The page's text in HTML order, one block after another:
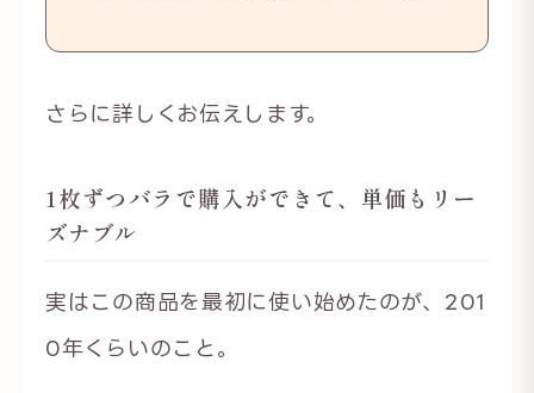
さらに詳しくお伝えします。
1枚ずつバラで購入ができて、単価もリー
ズナブル
実はこの商品を最初に使い始めたのが、201
0年くらいのこと。